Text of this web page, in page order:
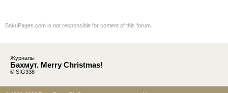
BakuPages.com is not responsible for content of this forum.
Журналы
Бахмут. Merry Christmas!
© SIG338